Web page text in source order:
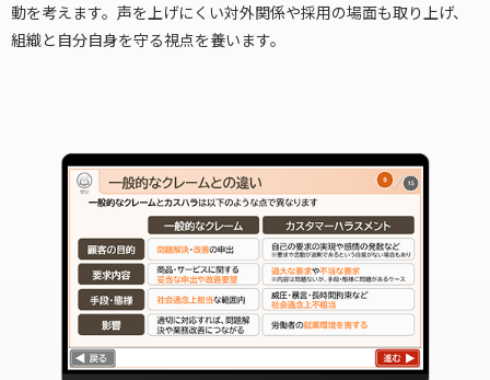
動を考えます。声を上げにくい対外関係や採用の場面も取り上げ、
組織と自分自身を守る視点を養います。